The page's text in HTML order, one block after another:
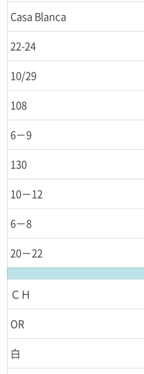
Casa Blanca
22-24
10/29
108
6－9
130
10－12
6－8
20－22
ＣＨ
OR
白